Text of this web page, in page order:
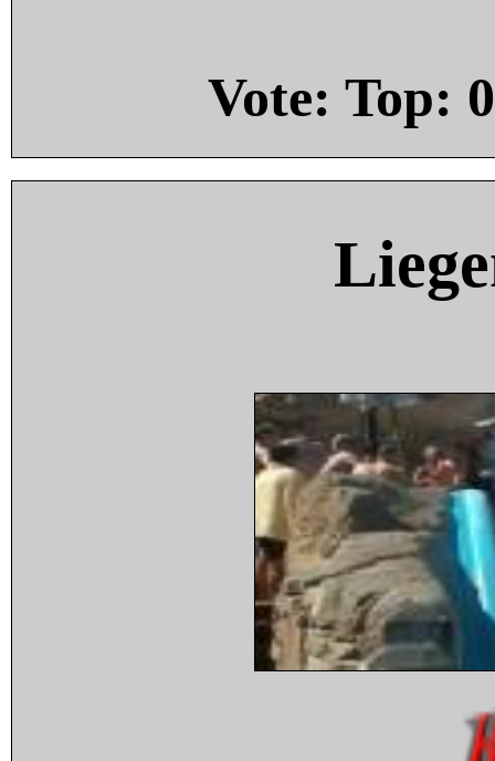
Vote: Top: 0